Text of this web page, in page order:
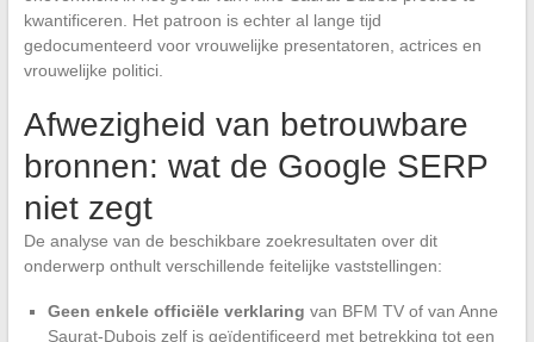
kwantificeren. Het patroon is echter al lange tijd
gedocumenteerd voor vrouwelijke presentatoren, actrices en
vrouwelijke politici.
Afwezigheid van betrouwbare
bronnen: wat de Google SERP
niet zegt
De analyse van de beschikbare zoekresultaten over dit
onderwerp onthult verschillende feitelijke vaststellingen:
Geen enkele officiële verklaring van BFM TV of van Anne
Saurat-Dubois zelf is geïdentificeerd met betrekking tot een